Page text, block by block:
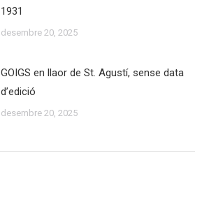
1931
desembre 20, 2025
GOIGS en llaor de St. Agustí, sense data
d’edició
desembre 20, 2025